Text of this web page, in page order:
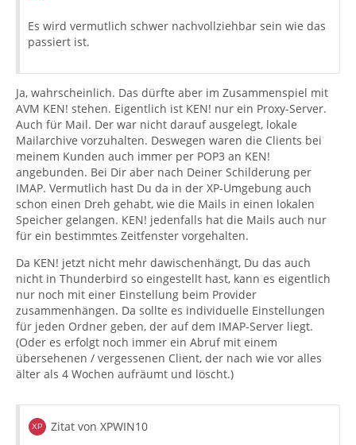
Es wird vermutlich schwer nachvollziehbar sein wie das
passiert ist.
Ja, wahrscheinlich. Das dürfte aber im Zusammenspiel mit
AVM KEN! stehen. Eigentlich ist KEN! nur ein Proxy-Server.
Auch für Mail. Der war nicht darauf ausgelegt, lokale
Mailarchive vorzuhalten. Deswegen waren die Clients bei
meinem Kunden auch immer per POP3 an KEN!
angebunden. Bei Dir aber nach Deiner Schilderung per
IMAP. Vermutlich hast Du da in der XP-Umgebung auch
schon einen Dreh gehabt, wie die Mails in einen lokalen
Speicher gelangen. KEN! jedenfalls hat die Mails auch nur
für ein bestimmtes Zeitfenster vorgehalten.
Da KEN! jetzt nicht mehr dawischenhängt, Du das auch
nicht in Thunderbird so eingestellt hast, kann es eigentlich
nur noch mit einer Einstellung beim Provider
zusammenhängen. Da sollte es individuelle Einstellungen
für jeden Ordner geben, der auf dem IMAP-Server liegt.
(Oder es erfolgt noch immer ein Abruf mit einem
übersehenen / vergessenen Client, der nach wie vor alles
älter als 4 Wochen aufräumt und löscht.)
Zitat von XPWIN10